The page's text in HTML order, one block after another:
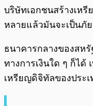
บริษัทเอกชนสร้างเห
หลายแล้วมันจะเป็นภั
ธนาคารกลางของสห
ทางการเงินใด ๆ ก็ได้
เหรียญดิจิทัลของประ